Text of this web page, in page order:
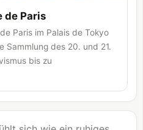
de Paris
Paris im Palais de Tokyo
Sammlung des 20. und 21.
bis zu